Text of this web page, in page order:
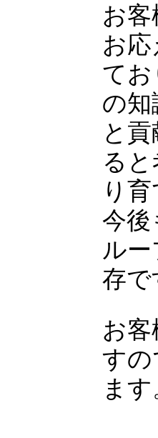
お
お
て
の知
と
る
り
今
ル
存で
お
すの
ま